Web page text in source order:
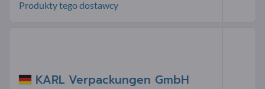
Produkty tego dostawcy
KARL Verpackungen GmbH